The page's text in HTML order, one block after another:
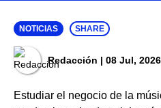
NOTICIAS SHARE
Redacción | 08 Jul,
Estudiar el negocio de la